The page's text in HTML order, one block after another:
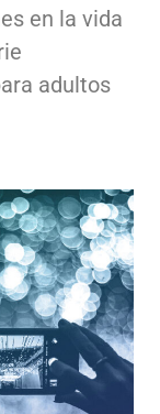
en la vida
adultos